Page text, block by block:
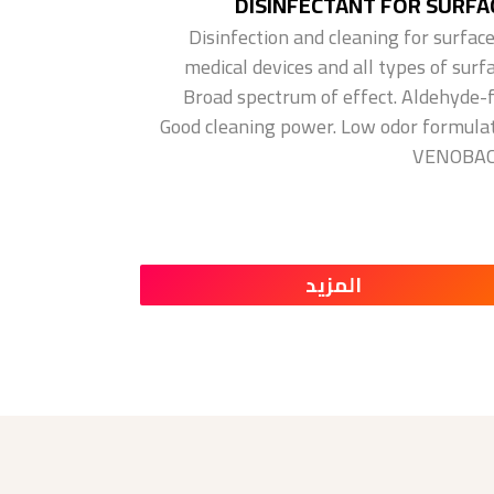
Disinfection and cleaning for
medical devices and all types of
Broad spectrum of effect.
Good cleaning power. Low odor
المزيد